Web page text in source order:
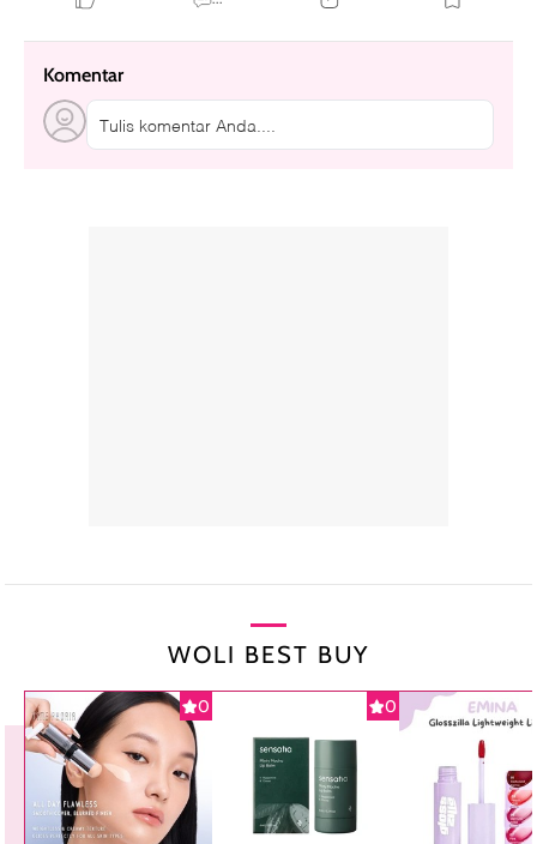
Komentar
Tulis komentar Anda....
WOLI BEST BUY
0 0